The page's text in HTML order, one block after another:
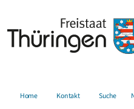
Home Kontakt Suche